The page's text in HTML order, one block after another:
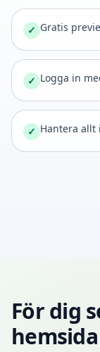
✓ Gratis
✓ Logga in
✓ Hantera allt
För dig